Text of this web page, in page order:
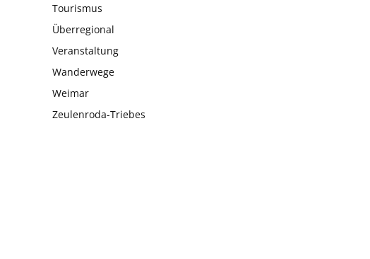
Tourismus
Überregional
Veranstaltung
Wanderwege
Weimar
Zeulenroda-Triebes